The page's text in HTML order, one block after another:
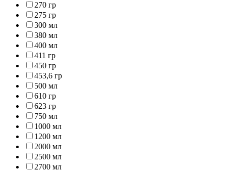
270 гр
275 гр
300 мл
380 мл
400 мл
411 гр
450 гр
453,6 гр
500 мл
610 гр
623 гр
750 мл
1000 мл
1200 мл
2000 мл
2500 мл
2700 мл